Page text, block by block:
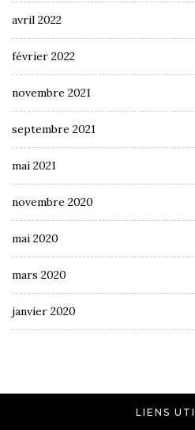
avril 2022
février 2022
novembre 2021
septembre 2021
mai 2021
novembre 2020
mai 2020
mars 2020
janvier 2020
LIENS